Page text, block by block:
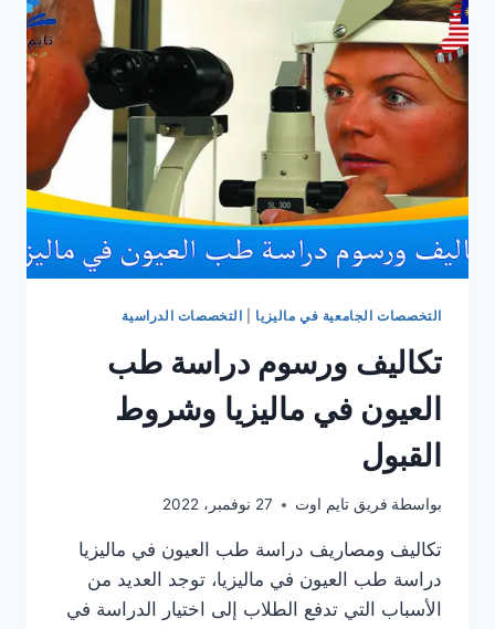
التخصصات الجامعية في ماليزيا التخصصات الدراسية
تكاليف ورسوم دراسة طب
العيون في ماليزيا وشروط
القبول
بواسطة فريق تايم اوت 27 نوفمبر، 2022
تكاليف ومصاريف دراسة طب العيون في ماليزيا
دراسة طب العيون في ماليزيا، توجد العديد من
الأسباب التي تدفع الطلاب إلى اختيار الدراسة في